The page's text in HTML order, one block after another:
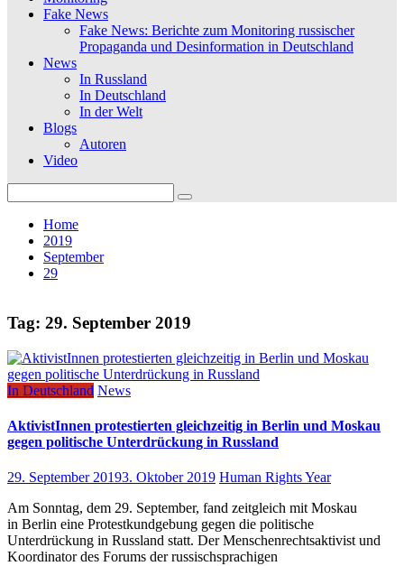
Fake News
Fake News: Berichte zum Monitoring russischer
Propaganda und Desinformation in Deutschland
News
In Russland
In Deutschland
In der Welt
Blogs
Autoren
Video
for:
Home
2019
September
29
Tag: 29. September 2019
In Deutschland News
AktivistInnen protestierten gleichzeitig in Berlin und Moskau
gegen politische Unterdrückung in Russland
29. September 20193. Oktober 2019 Human Rights Year
Am Sonntag, dem 29. September, fand zeitgleich mit Moskau
in Berlin eine Protestkundgebung gegen die politische
Unterdrückung in Russland statt. Der Menschenrechtsaktivist und
Koordinator des Forums der russischsprachigen